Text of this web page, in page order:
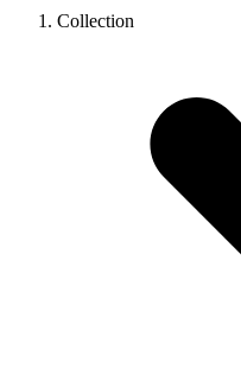
Collection